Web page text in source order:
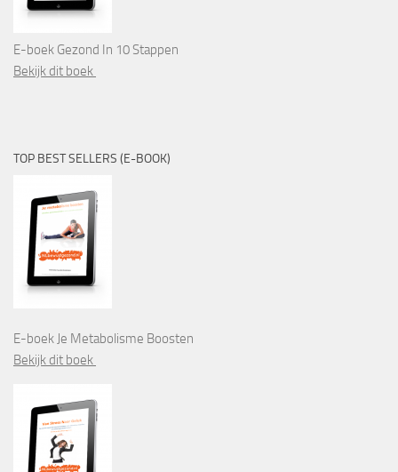
E-boek Gezond In 10 Stappen
Bekijk dit boek
TOP BEST SELLERS (E-BOOK)
E-boek Je Metabolisme Boosten
Bekijk dit boek